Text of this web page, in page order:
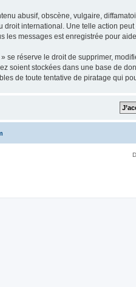
abusif, obscène, vulgaire,
international. Une telle action
les messages est enregistrée pour
se réserve le droit de supprimer,
soient stockées dans une base de
de toute tentative de piratage qui